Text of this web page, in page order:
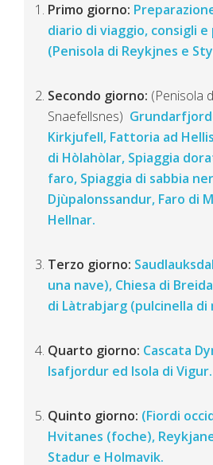
Primo giorno:
diario di viaggio, consigli
(Penisola di Reykjnes e
Secondo giorno: (Penisola
Snaefellsnes)
Kirkjufell, Fattoria ad
di Hòlahòlar, Spiaggia
faro, Spiaggia di sabbia
Djùpalonssandur, Faro di
Hellnar.
Terzo giorno:
una nave), Chiesa di
di Làtrabjarg (pulcinella di
Quarto giorno: Cascata
Isafjordur ed Isola di Vigur.
Quinto giorno: (Fiordi
Hvitanes (foche),
Stadur e Holmavik.